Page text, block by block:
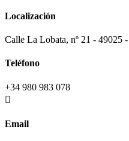
Localización
Calle La Lobata, nº 21 - 49025
Teléfono
+34 980 983 078
Email